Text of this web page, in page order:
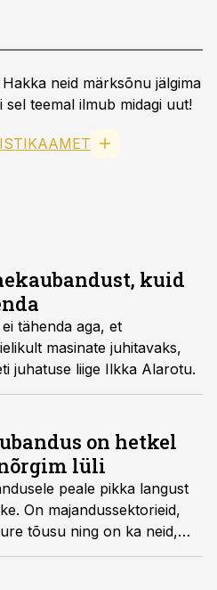
Hakka neid märksõnu jälgima
sel teemal ilmub midagi uut!
kuid
tähenda aga, et
masinate juhitavaks,
juhatuse liige Ilkka Alarotu.
on hetkel
lüli
peale pikka langust
On majandussektorieid,
tõusu ning on ka neid,
võtab pisut aega.